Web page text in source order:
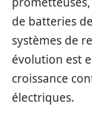
de batteries
systèmes de
évolution est
croissance
électriques.